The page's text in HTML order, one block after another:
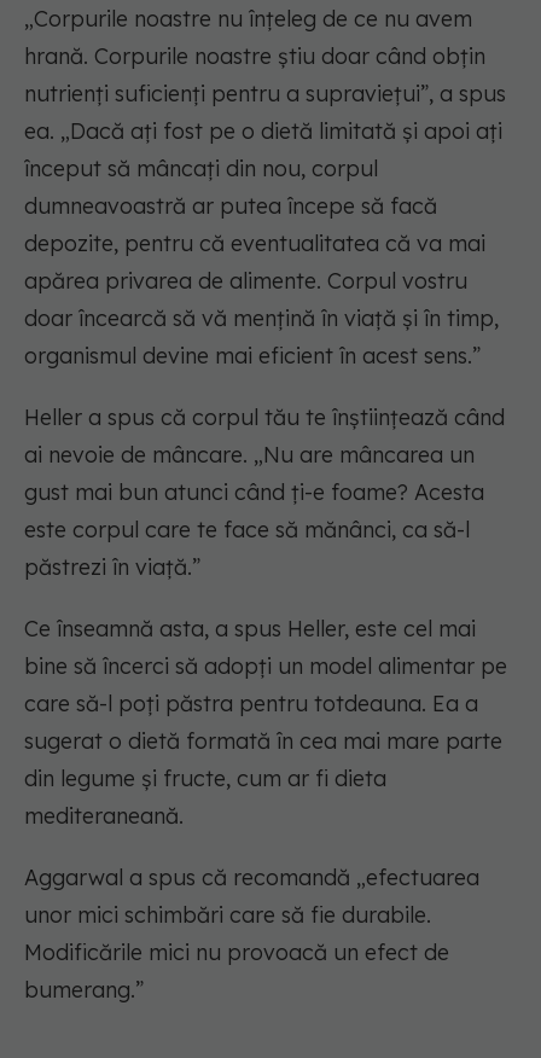
„Corpurile noastre nu înțeleg de ce nu avem
hrană. Corpurile noastre știu doar când obțin
nutrienți suficienți pentru a supraviețui”, a spus
ea. „Dacă ați fost pe o dietă limitată și apoi ați
început să mâncați din nou, corpul
dumneavoastră ar putea începe să facă
depozite, pentru că eventualitatea că va mai
apărea privarea de alimente. Corpul vostru
doar încearcă să vă mențină în viață și în timp,
organismul devine mai eficient în acest sens.”
Heller a spus că corpul tău te înștiințează când
ai nevoie de mâncare. „Nu are mâncarea un
gust mai bun atunci când ți-e foame? Acesta
este corpul care te face să mănânci, ca să-l
păstrezi în viață.”
Ce înseamnă asta, a spus Heller, este cel mai
bine să încerci să adopți un model alimentar pe
care să-l poți păstra pentru totdeauna. Ea a
sugerat o dietă formată în cea mai mare parte
din legume și fructe, cum ar fi dieta
mediteraneană.
Aggarwal a spus că recomandă „efectuarea
unor mici schimbări care să fie durabile.
Modificările mici nu provoacă un efect de
bumerang.”